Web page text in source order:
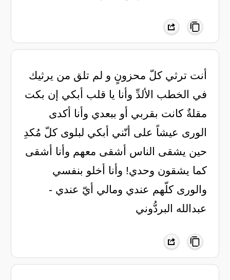
‏أنت ترثي كلّ محزونٍ و لم تلق من يرثيك
في الخطب الألدِّ وأنا يا قلب أبكي إن بكت
مقلةٌ كانت بقربي أو ببعدي وأنا أكدى
الورى عيشاً على أنّني أبكي لبلوى كلّ مُكدِ
حين يشقى الناس أشقى معهم وأنا أشقى
كما يشقون وحدي! وأنا أخلو بنفسي
والورى كلّهم عندي ومالي أيّ عندي -
عبدالله البردُّوني